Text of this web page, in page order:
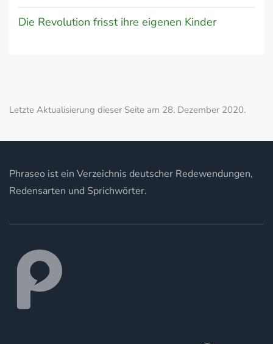
Die Revolution frisst ihre eigenen Kinder
Letzte Aktualisierung dieser Seite am 28. Dezember 2020.
Phraseo ist ein Verzeichnis deutscher Redewendungen,
Redensarten und Sprichwörter.